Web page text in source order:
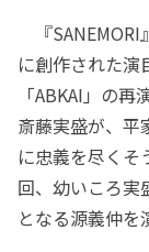
『SANEMORI
に創作された演
「ABKAI」の
斎藤実盛が、平
に忠義を尽く
回、幼いころ実
となる源義仲を